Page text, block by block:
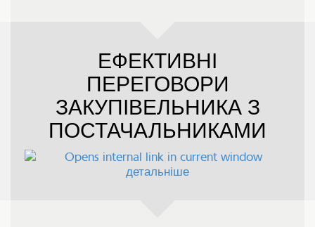
ЕФЕКТИВНІ
ПЕРЕГОВОРИ
ЗАКУПІВЕЛЬНИКА З
ПОСТАЧАЛЬНИКАМИ
детальніше